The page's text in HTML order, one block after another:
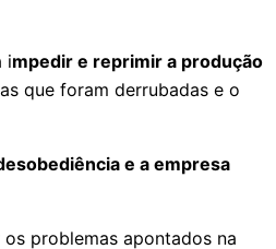
impedir e reprimir a produção
que foram derrubadas e o
e a empresa
problemas apontados na